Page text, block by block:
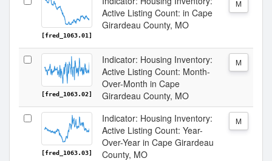
[fred_1063.01]
Active Listing Count: in Cape
Girardeau County, MO
M
[fred_1063.02]
Indicator: Housing Inventory:
Active Listing Count: Month-
Over-Month in Cape
Girardeau County, MO
M
[fred_1063.03]
Indicator: Housing Inventory:
Active Listing Count: Year-
Over-Year in Cape Girardeau
County, MO
M